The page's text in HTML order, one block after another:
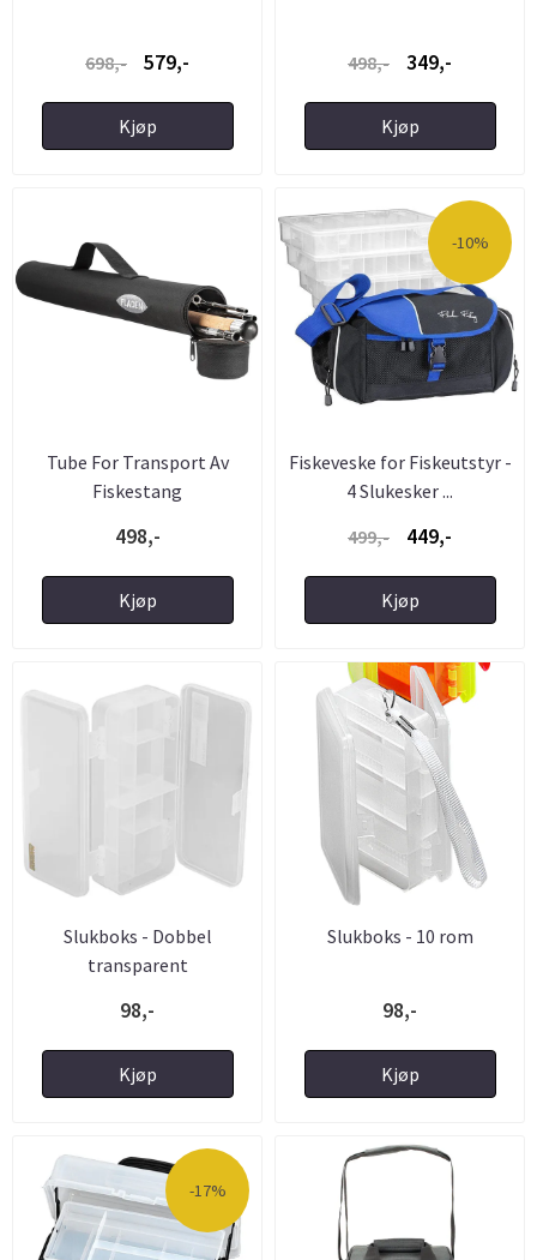
698,- 579,-
Kjøp
498,- 349,-
Kjøp
Tube For Transport Av
Fiskestang
498,-
Kjøp
-10%
Fiskeveske for Fiskeutstyr -
4 Slukesker ...
499,-
449,-
Kjøp
Slukboks - Dobbel
transparent
98,-
Kjøp
Slukboks - 10 rom
98,-
Kjøp
-17%